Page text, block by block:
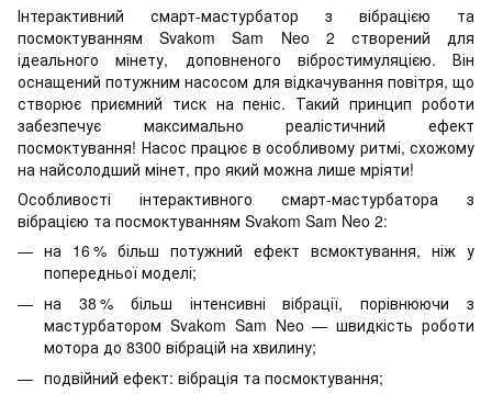
Інтерактивний смарт-мастурбатор з вібрацією та
посмоктуванням Svakom Sam Neo 2 створений для
ідеального мінету, доповненого вібростимуляцією. Він
оснащений потужним насосом для відкачування повітря, що
створює приємний тиск на пеніс. Такий принцип роботи
забезпечує максимально реалістичний ефект
посмоктування! Насос працює в особливому ритмі, схожому
на найсолодший мінет, про який можна лише мріяти!
Особливості інтерактивного смарт-мастурбатора з
вібрацією та посмоктуванням Svakom Sam Neo 2:
на 16 % більш потужний ефект всмоктування, ніж у
попередньої моделі;
на 38 % більш інтенсивні вібрації, порівнюючи з
мастурбатором Svakom Sam Neo — швидкість роботи
мотора до 8300 вібрацій на хвилину;
подвійний ефект: вібрація та посмоктування;